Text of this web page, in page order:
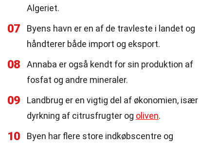
Algeriet.
07
Byens havn er en af de travleste i landet og
håndterer både import og eksport.
08
Annaba er også kendt for sin produktion af
fosfat og andre mineraler.
09
Landbrug er en vigtig del af økonomien, især
dyrkning af citrusfrugter og oliven.
10
Byen har flere store indkøbscentre og